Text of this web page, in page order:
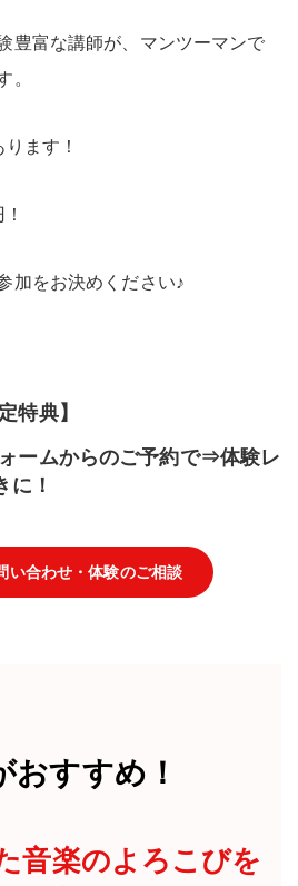
豊富な講師が、マンツーマンで
。
ます！
加をお決めください♪
特典】
ームからのご予約で⇒体験レ
に！
い合わせ・体験のご相談
おすすめ！
音楽のよろこびを